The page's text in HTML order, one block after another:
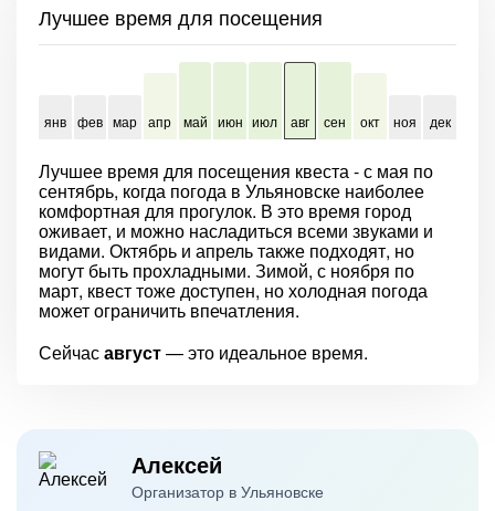
Лучшее время для посещения
янв фев мар апр май июн июл авг сен окт ноя дек
Лучшее время для посещения квеста - с мая по
сентябрь, когда погода в Ульяновске наиболее
комфортная для прогулок. В это время город
оживает, и можно насладиться всеми звуками и
видами. Октябрь и апрель также подходят, но
могут быть прохладными. Зимой, с ноября по
март, квест тоже доступен, но холодная погода
может ограничить впечатления.
Сейчасавгуст— это идеальное время.
Алексей
Организатор в Ульяновске